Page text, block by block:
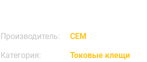
Производитель:
CEM
Категория:
Токовые клещи